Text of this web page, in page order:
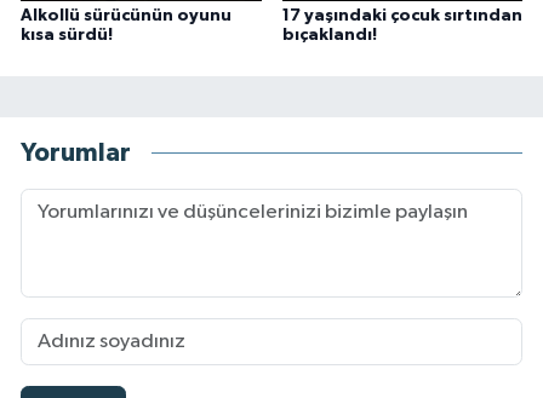
Alkollü sürücünün oyunu
kısa sürdü!
17 yaşındaki çocuk sırtından
bıçaklandı!
Yorumlar